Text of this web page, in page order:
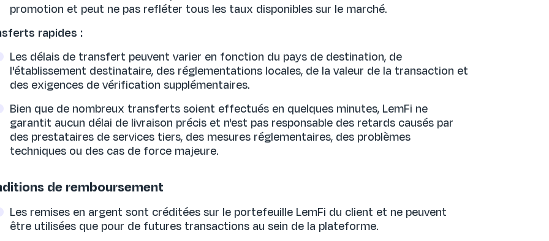
promotion et peut ne pas refléter tous les taux disponibles sur le marché.
rapides :
Les délais de transfert peuvent varier en fonction du pays de destination, de
l'établissement destinataire, des réglementations locales, de la valeur de la transaction et
des exigences de vérification supplémentaires.
Bien que de nombreux transferts soient effectués en quelques minutes, LemFi ne
garantit aucun délai de livraison précis et n'est pas responsable des retards causés par
des prestataires de services tiers, des mesures réglementaires, des problèmes
techniques ou des cas de force majeure.
de remboursement
Les remises en argent sont créditées sur le portefeuille LemFi du client et ne peuvent
être utilisées que pour de futures transactions au sein de la plateforme.